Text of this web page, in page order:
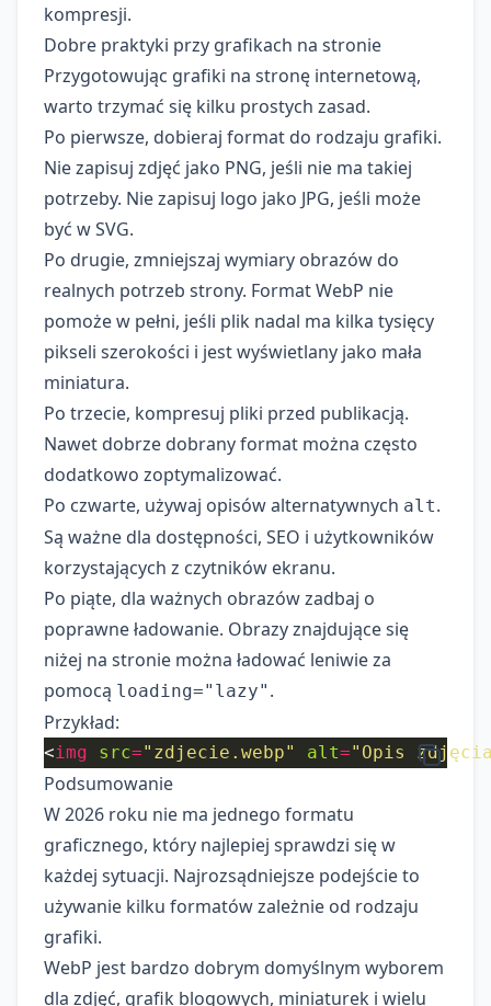
kompresji.
Dobre praktyki przy grafikach na stronie
Przygotowując grafiki na stronę internetową,
warto trzymać się kilku prostych zasad.
Po pierwsze, dobieraj format do rodzaju grafiki.
Nie zapisuj zdjęć jako PNG, jeśli nie ma takiej
potrzeby. Nie zapisuj logo jako JPG, jeśli może
być w SVG.
Po drugie, zmniejszaj wymiary obrazów do
realnych potrzeb strony. Format WebP nie
pomoże w pełni, jeśli plik nadal ma kilka tysięcy
pikseli szerokości i jest wyświetlany jako mała
miniatura.
Po trzecie, kompresuj pliki przed publikacją.
Nawet dobrze dobrany format można często
dodatkowo zoptymalizować.
Po czwarte, używaj opisów alternatywnych alt.
Są ważne dla dostępności, SEO i użytkowników
korzystających z czytników ekranu.
Po piąte, dla ważnych obrazów zadbaj o
poprawne ładowanie. Obrazy znajdujące się
niżej na stronie można ładować leniwie za
pomocą loading="lazy" .
Przykład:
<img src="zdjecie.webp" alt="Opis
Podsumowanie
W 2026 roku nie ma jednego formatu
graficznego, który najlepiej sprawdzi się w
każdej sytuacji. Najrozsądniejsze podejście to
używanie kilku formatów zależnie od rodzaju
grafiki.
WebP jest bardzo dobrym domyślnym wyborem
dla zdjęć, grafik blogowych, miniaturek i wielu